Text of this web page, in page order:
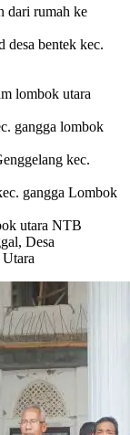
dari rumah ke
desa bentek kec.
lombok utara
gangga lombok
kec.
gangga Lombok
utara NTB
Desa